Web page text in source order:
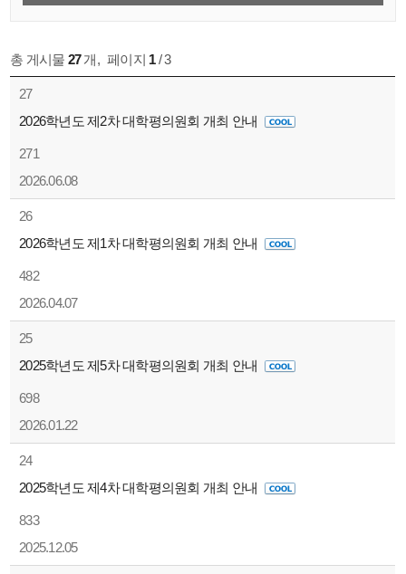
총 게시물 27개, 페이지 1/ 3
27
2026학년도 제2차 대학평의원회 개최 안내
271
2026.06.08
26
2026학년도 제1차 대학평의원회 개최 안내
482
2026.04.07
25
2025학년도 제5차 대학평의원회 개최 안내
698
2026.01.22
24
2025학년도 제4차 대학평의원회 개최 안내
833
2025.12.05